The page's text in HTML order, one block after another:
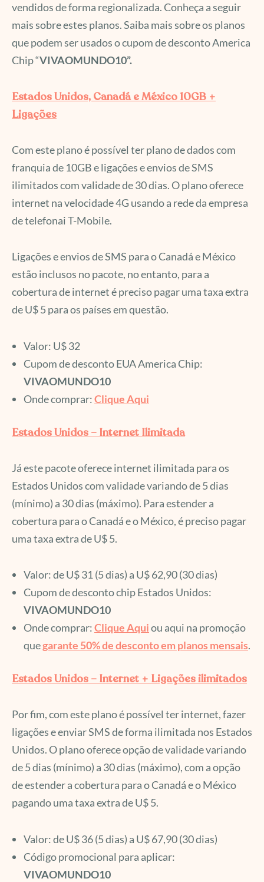
vendidos de forma regionalizada. Conheça a seguir
mais sobre estes planos. Saiba mais sobre os planos
que podem ser usados o cupom de desconto America
Chip “VIVAOMUNDO10”.
Estados Unidos, Canadá e México 10GB +
Ligações
Com este plano é possível ter plano de dados com
franquia de 10GB e ligações e envios de SMS
ilimitados com validade de 30 dias. O plano oferece
internet na velocidade 4G usando a rede da empresa
de telefonai T-Mobile.
Ligações e envios de SMS para o Canadá e México
estão inclusos no pacote, no entanto, para a
cobertura de internet é preciso pagar uma taxa extra
de U$ 5 para os países em questão.
Valor: U$ 32
Cupom de desconto EUA America Chip:
VIVAOMUNDO10
Onde comprar:Clique Aqui
Estados Unidos – Internet Ilimitada
Já este pacote oferece internet ilimitada para os
Estados Unidos com validade variando de 5 dias
(mínimo) a 30 dias (máximo). Para estender a
cobertura para o Canadá e o México, é preciso pagar
uma taxa extra de U$ 5.
Valor: de U$ 31 (5 dias) a U$ 62,90 (30 dias)
Cupom de desconto chip Estados Unidos:
VIVAOMUNDO10
Onde comprar:Clique Aquiou aqui na promoção
quegarante 50% de desconto em planos mensais.
Estados Unidos – Internet + Ligações ilimitados
Por fim, com este plano é possível ter internet, fazer
ligações e enviar SMS de forma ilimitada nos Estados
Unidos. O plano oferece opção de validade variando
de 5 dias (mínimo) a 30 dias (máximo), com a opção
de estender a cobertura para o Canadá e o México
pagando uma taxa extra de U$ 5.
Valor: de U$ 36 (5 dias) a U$ 67,90 (30 dias)
Código promocional para aplicar:
VIVAOMUNDO10